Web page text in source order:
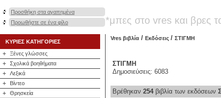
Προσθήκη στα αγαπημένα
Προωθήστε σε ένα φίλο
*μπες στο vres και βρες
ΚΥΡΙΕΣ ΚΑΤΗΓΟΡΙΕΣ
+ Ξένες γλώσσες
+ Σχολικά βοηθήματα
+ Λεξικά
+ Βίντεο
+ Θρησκεία
Vres βιβλία / Εκδόσεις / ΣΤΙΓΜΗ
ΣΤΙΓΜΗ
Δημοσιεύσεις: 6083
Βρέθηκαν 254 βιβλία των εκδόσεων